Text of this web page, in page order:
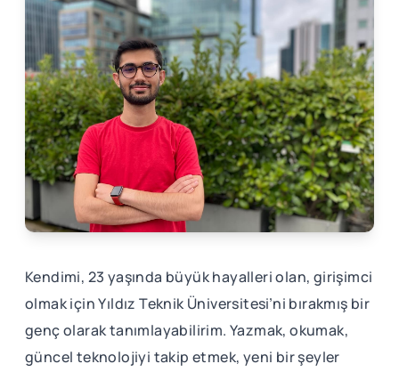
Kendimi, 23 yaşında büyük hayalleri olan, girişimci
olmak için Yıldız Teknik Üniversitesi’ni bırakmış bir
genç olarak tanımlayabilirim. Yazmak, okumak,
güncel teknolojiyi takip etmek, yeni bir şeyler